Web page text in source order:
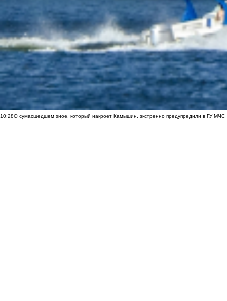
10:28О сумасшедшем зное, который накроет Камышин, экстренно предупредили в ГУ МЧС